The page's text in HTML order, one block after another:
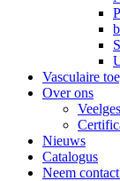
Vasculaire
Over ons
Nieuws
Catalogus
Neem